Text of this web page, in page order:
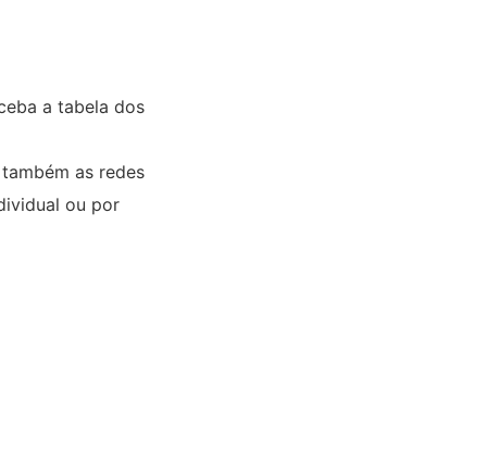
a tabela dos
as redes
ou por